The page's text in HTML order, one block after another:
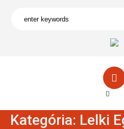
Kategória: Lelki